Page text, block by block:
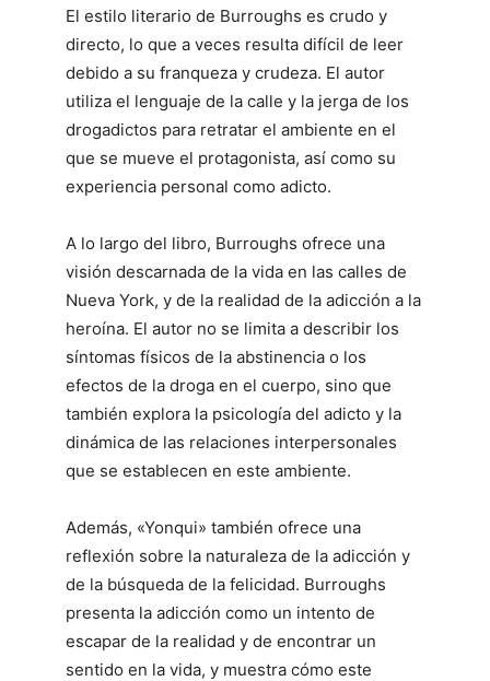
El estilo literario de Burroughs es crudo y
directo, lo que a veces resulta difícil de leer
debido a su franqueza y crudeza. El autor
utiliza el lenguaje de la calle y la jerga de los
drogadictos para retratar el ambiente en el
que se mueve el protagonista, así como su
experiencia personal como adicto.
A lo largo del libro, Burroughs ofrece una
visión descarnada de la vida en las calles de
Nueva York, y de la realidad de la adicción a la
heroína. El autor no se limita a describir los
síntomas físicos de la abstinencia o los
efectos de la droga en el cuerpo, sino que
también explora la psicología del adicto y la
dinámica de las relaciones interpersonales
que se establecen en este ambiente.
Además, «Yonqui» también ofrece una
reflexión sobre la naturaleza de la adicción y
de la búsqueda de la felicidad. Burroughs
presenta la adicción como un intento de
escapar de la realidad y de encontrar un
sentido en la vida, y muestra cómo este